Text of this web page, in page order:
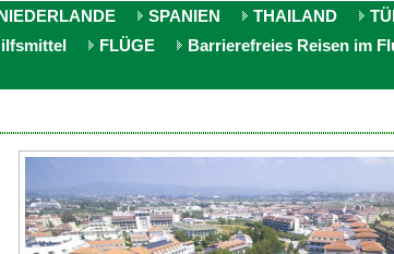
SPANIEN THAILAND
FLÜGE
Barrierefreies Reisen im